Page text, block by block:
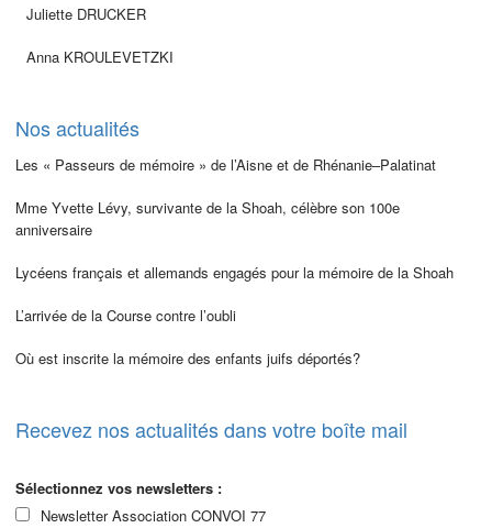
Juliette DRUCKER
Anna KROULEVETZKI
Nos actualités
Les « Passeurs de mémoire » de l’Aisne et de Rhénanie–Palatinat
Mme Yvette Lévy, survivante de la Shoah, célèbre son 100e
anniversaire
Lycéens français et allemands engagés pour la mémoire de la Shoah
L’arrivée de la Course contre l’oubli
Où est inscrite la mémoire des enfants juifs déportés?
Recevez nos actualités dans votre boîte mail
Sélectionnez vos newsletters :
Newsletter Association CONVOI 77